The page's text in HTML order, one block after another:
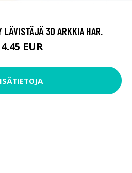
LÄVISTÄJÄ 30 ARKKIA HAR.
EUR